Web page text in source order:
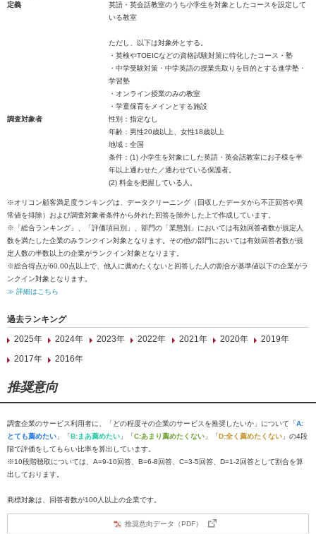
定義
英語・英会話教室のうち小学生を対象としたコースを設定して
いる教室
ただし、以下は対象外とする。
・英検やTOEICなどの資格試験対策に特化したコース・塾
・中学受験対策・中学英語の授業先取りを目的とする進学塾・
学習塾
・オンライン授業のみの教室
・学童保育をメインとする施設
調査対象者
性別：指定なし
年齢：男性20歳以上、女性18歳以上
地域：全国
条件：(1) 小学生を対象にした英語・英会話教室にお子様を半
年以上通わせた／通わせている保護者。
(2) 料金を把握している人。
※オリコン顧客満足度ランキングは、データクリーニング（回収したデータから不正回答や異
常値を排除）および調査対象者条件から外れた回答を除外した上で作成しています。
※「総合ランキング」、「評価項目別」、部門の「業態別」においては有効回答者数が規定人
数を満たした企業のみランクイン対象となります。その他の部門においては有効回答者数が規
定人数の半数以上の企業がランクイン対象となります。
※総合得点が60.00点以上で、他人に薦めたくないと回答した人の割合が基準値以下の企業がラ
ンクイン対象となります。
≫ 詳細はこちら
過去ランキング
2025年
2024年 2023年 2022年 2021年 2020年
2019年
2017年
2016年
推奨意向
調査企業のサービス利用者に、「どの程度その企業のサービスを推奨したいか」について「A:
とても薦めたい 」「B:まあ薦めたい 」「C:あまり薦めたくない 」「D:全く薦めたくない 」の4段
階で評価をしてもらい比率を算出しています。
※10段階聴取については、A=9-10回答、B=6-8回答、C=3-5回答、D=1-2回答として割合を算
出しております。
商標対象は、回答者数が100人以上の企業です。
推奨意向データ（PDF）